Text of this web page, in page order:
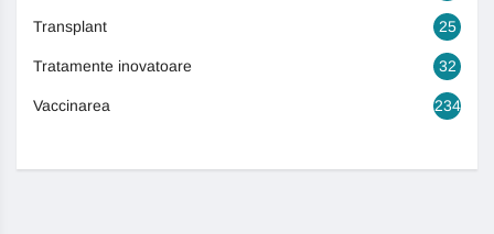
Transplant 25
Tratamente inovatoare 32
Vaccinarea 234